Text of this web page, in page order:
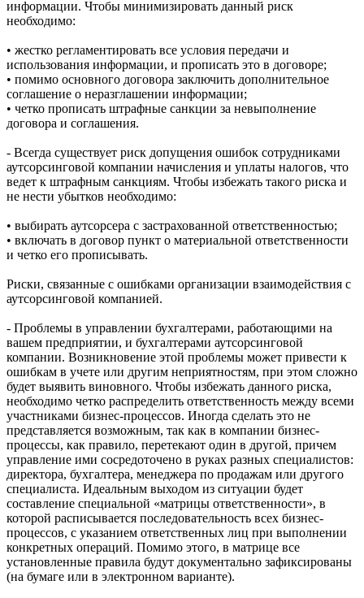
информации. Чтобы минимизировать данный риск
необходимо:
• жестко регламентировать все условия передачи и
использования информации, и прописать это в договоре;
• помимо основного договора заключить дополнительное
соглашение о неразглашении информации;
• четко прописать штрафные санкции за невыполнение
договора и соглашения.
- Всегда существует риск допущения ошибок сотрудниками
аутсорсинговой компании начисления и уплаты налогов, что
ведет к штрафным санкциям. Чтобы избежать такого риска и
не нести убытков необходимо:
• выбирать аутсорсера с застрахованной ответственностью;
• включать в договор пункт о материальной ответственности
и четко его прописывать.
Риски, связанные с ошибками организации взаимодействия с
аутсорсинговой компанией.
- Проблемы в управлении бухгалтерами, работающими на
вашем предприятии, и бухгалтерами аутсорсинговой
компании. Возникновение этой проблемы может привести к
ошибкам в учете или другим неприятностям, при этом сложно
будет выявить виновного. Чтобы избежать данного риска,
необходимо четко распределить ответственность между всеми
участниками бизнес-процессов. Иногда сделать это не
представляется возможным, так как в компании бизнес-
процессы, как правило, перетекают один в другой, причем
управление ими сосредоточено в руках разных специалистов:
директора, бухгалтера, менеджера по продажам или другого
специалиста. Идеальным выходом из ситуации будет
составление специальной «матрицы ответственности», в
которой расписывается последовательность всех бизнес-
процессов, с указанием ответственных лиц при выполнении
конкретных операций. Помимо этого, в матрице все
установленные правила будут документально зафиксированы
(на бумаге или в электронном варианте).